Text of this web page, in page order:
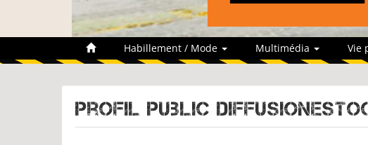
Habillement / Mode Multimédia Vie
Profil public